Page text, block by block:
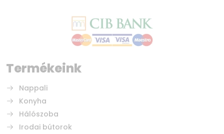
Termékeink
Nappali
Konyha
Hálószoba
Irodai bútorok